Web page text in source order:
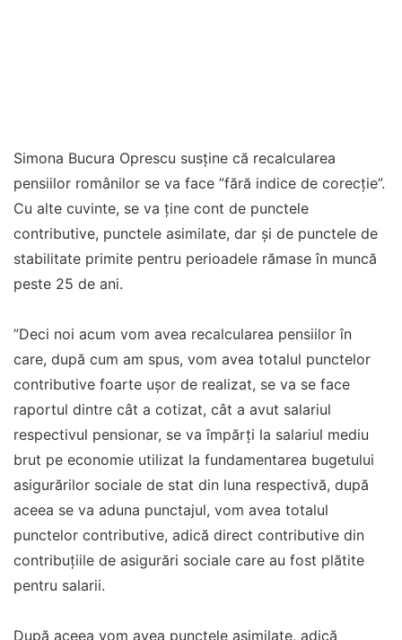
Simona Bucura Oprescu susține că recalcularea
pensiilor românilor se va face ”fără indice de corecție”.
Cu alte cuvinte, se va ține cont de punctele
contributive, punctele asimilate, dar și de punctele de
stabilitate primite pentru perioadele rămase în muncă
peste 25 de ani.
”Deci noi acum vom avea recalcularea pensiilor în
care, după cum am spus, vom avea totalul punctelor
contributive foarte ușor de realizat, se va se face
raportul dintre cât a cotizat, cât a avut salariul
respectivul pensionar, se va împărți la salariul mediu
brut pe economie utilizat la fundamentarea bugetului
asigurărilor sociale de stat din luna respectivă, după
aceea se va aduna punctajul, vom avea totalul
punctelor contributive, adică direct contributive din
contribuțiile de asigurări sociale care au fost plătite
pentru salarii.
După aceea vom avea punctele asimilate, adică